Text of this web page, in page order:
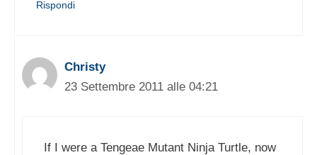
Rispondi
Christy
23 Settembre 2011 alle 04:21
If I were a Tengeae Mutant Ninja Turtle, now